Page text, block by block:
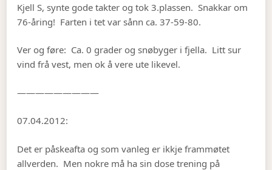
Kjell S, synte gode takter og tok 3.plassen. Snakkar om
76-åring! Farten i tet var sånn ca. 37-59-80.
Ver og føre: Ca. 0 grader og snøbyger i fjella. Litt sur
vind frå vest, men ok å vere ute likevel.
—————————
07.04.2012:
Det er påskeafta og som vanleg er ikkje frammøtet
allverden. Men nokre må ha sin dose trening på